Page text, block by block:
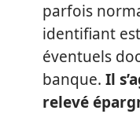
parfois
identifiant
éventuels
banque. Il
relevé